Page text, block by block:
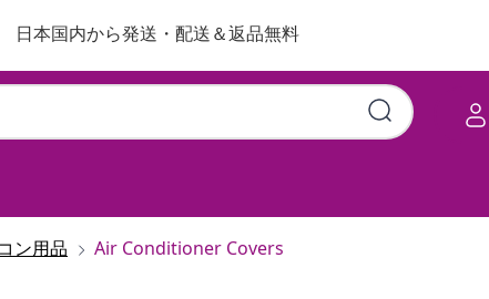
日本国内から発送・配送＆返品無料
ン用品 Air Conditioner Covers